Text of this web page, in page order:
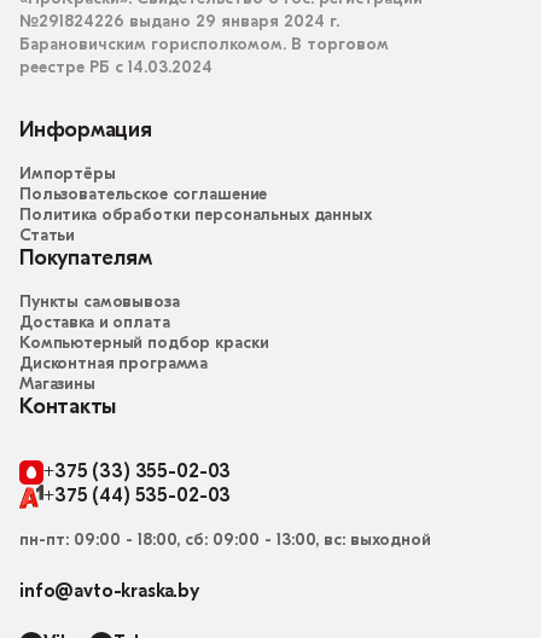
№291824226 выдано 29 января 2024 г.
Барановичским горисполкомом. В торговом
реестре РБ с 14.03.2024
Информация
Импортёры
Пользовательское соглашение
Политика обработки персональных данных
Статьи
Покупателям
Пункты самовывоза
Доставка и оплата
Компьютерный подбор краски
Дисконтная программа
Магазины
Контакты
+375 (33) 355-02-03
+375 (44) 535-02-03
пн-пт: 09:00 - 18:00, сб: 09:00 - 13:00, вс: выходной
info@avto-kraska.by